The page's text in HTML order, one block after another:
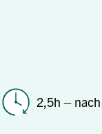
2,5h – nach